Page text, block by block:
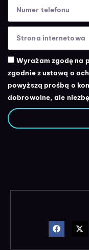
Wyrażam zgodę na
zgodnie z ustawą o
powyższą prośbą o
dobrowolne, ale